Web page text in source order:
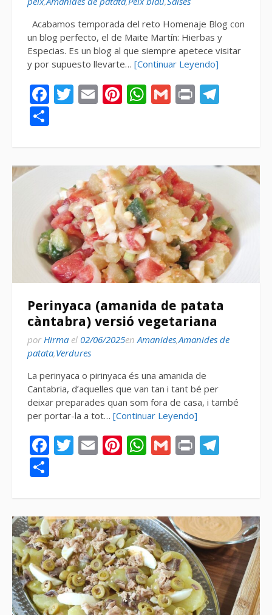
Acabamos temporada del reto Homenaje Blog con
un blog perfecto, el de Maite Martín: Hierbas y
Especias. Es un blog al que siempre apetece visitar
y por supuesto llevarte… [Continuar Leyendo]
Facebook
Twitter
EmailPinterest
WhatsApp
Gmail
Print
Perinyaca (amanida de patata
càntabra) versió vegetariana
por Hirma el 02/06/2025en Amanides,Amanides de
patata,Verdures
La perinyaca o pirinyaca és una amanida de
Cantabria, d’aquelles que van tan i tant bé per
deixar preparades quan som fora de casa, i també
per portar-la a tot… [Continuar Leyendo]
Facebook
Twitter
EmailPinterest
WhatsApp
Gmail
Print